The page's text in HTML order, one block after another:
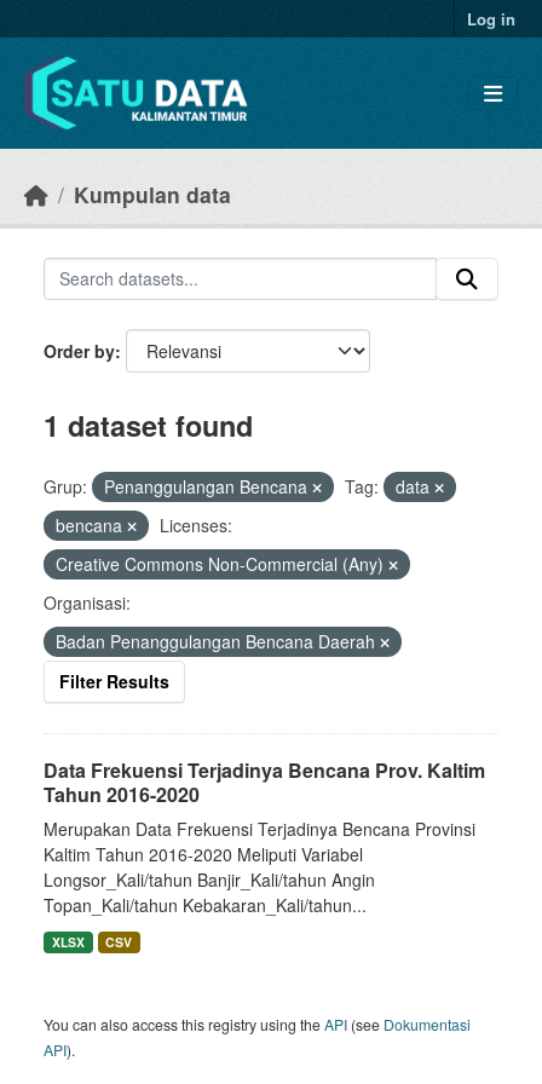
Log in
Kumpulan data
Order by
1 dataset found
Grup: Penanggulangan Bencana Tag:
data
bencana
Licenses:
Creative Commons Non-Commercial (Any)
Organisasi:
Badan Penanggulangan Bencana Daerah
Filter Results
Data Frekuensi Terjadinya Bencana Prov. Kaltim
Tahun 2016-2020
Merupakan Data Frekuensi Terjadinya Bencana Provinsi
Kaltim Tahun 2016-2020 Meliputi Variabel
Longsor_Kali/tahun Banjir_Kali/tahun Angin
Topan_Kali/tahun Kebakaran_Kali/tahun...
XLSX CSV
You can also access this registry using theAPI (see Dokumentasi
API).